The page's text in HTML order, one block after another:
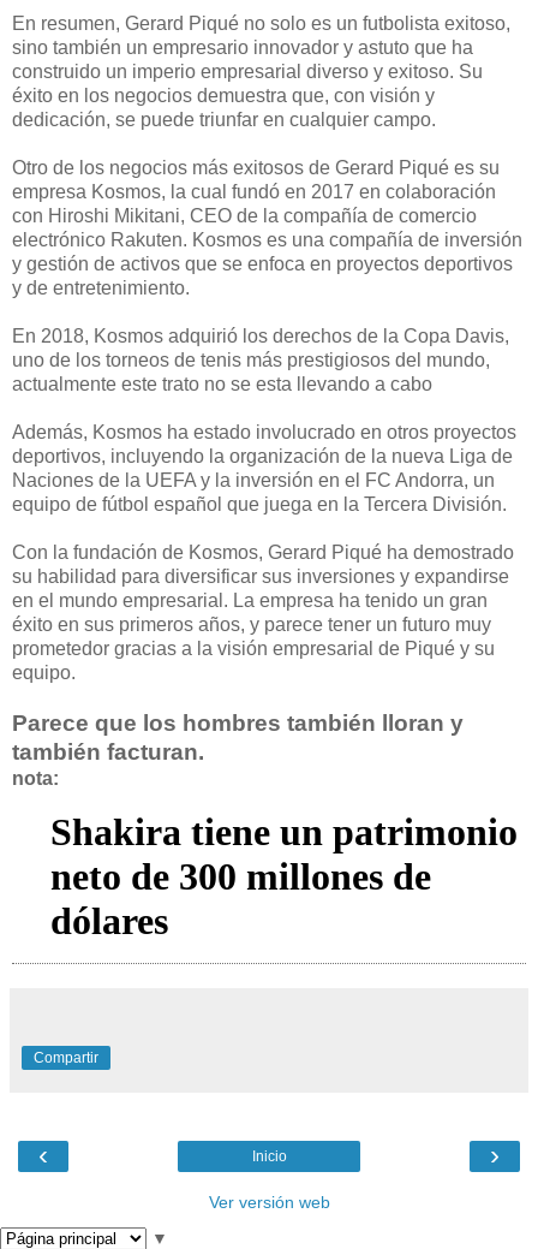
En resumen, Gerard Piqué no solo es un futbolista exitoso,
sino también un empresario innovador y astuto que ha
construido un imperio empresarial diverso y exitoso. Su
éxito en los negocios demuestra que, con visión y
dedicación, se puede triunfar en cualquier campo.
Otro de los negocios más exitosos de Gerard Piqué es su
empresa Kosmos, la cual fundó en 2017 en colaboración
con Hiroshi Mikitani, CEO de la compañía de comercio
electrónico Rakuten. Kosmos es una compañía de inversión
y gestión de activos que se enfoca en proyectos deportivos
y de entretenimiento.
En 2018, Kosmos adquirió los derechos de la Copa Davis,
uno de los torneos de tenis más prestigiosos del mundo,
actualmente este trato no se esta llevando a cabo
Además, Kosmos ha estado involucrado en otros proyectos
deportivos, incluyendo la organización de la nueva Liga de
Naciones de la UEFA y la inversión en el FC Andorra, un
equipo de fútbol español que juega en la Tercera División.
Con la fundación de Kosmos, Gerard Piqué ha demostrado
su habilidad para diversificar sus inversiones y expandirse
en el mundo empresarial. La empresa ha tenido un gran
éxito en sus primeros años, y parece tener un futuro muy
prometedor gracias a la visión empresarial de Piqué y su
equipo.
Parece que los hombres también lloran y
también facturan.
nota:
Shakira tiene un patrimonio
neto de 300 millones de
dólares
Compartir
‹ ›
Inicio
Ver versión web
▼